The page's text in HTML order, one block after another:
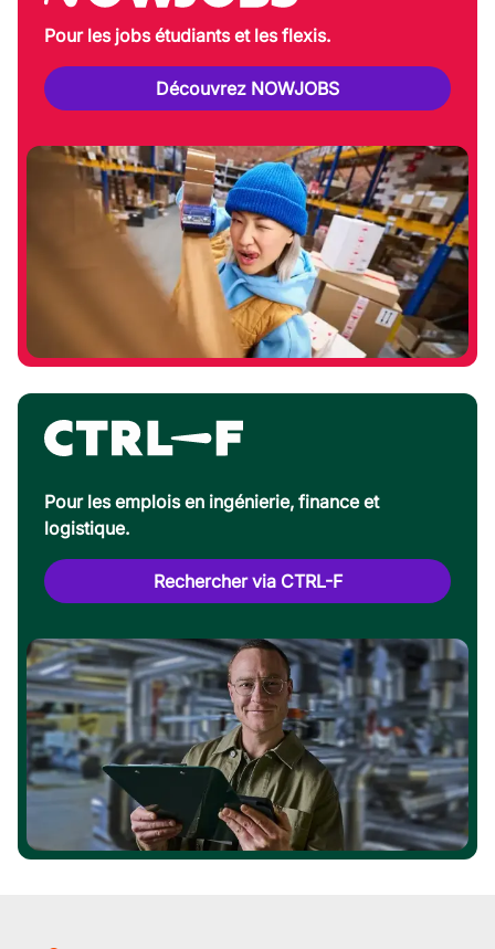
Pour les jobs étudiants et les flexis.
Découvrez NOWJOBS
Pour les emplois en ingénierie, finance et
logistique.
Rechercher via CTRL-F